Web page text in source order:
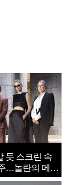
듯 스크린 속
…놀란의 메시
죄’